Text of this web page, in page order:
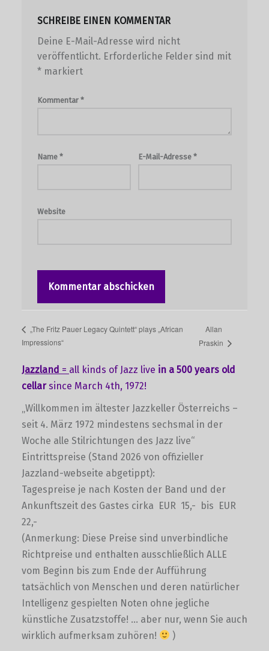
SCHREIBE EINEN KOMMENTAR
Deine E-Mail-Adresse wird nicht
veröffentlicht. Erforderliche Felder sind mit
*markiert
Kommentar *
Name * E-Mail-Adresse*
Website
„The Fritz Pauer Legacy Quintett“ plays „African
Impressions“
Allan
Praskin
Jazzland = all kinds of Jazz live in a 500 years old
cellarsince March 4th, 1972!
„Willkommen im ältester Jazzkeller Österreichs –
seit 4. März 1972 mindestens sechsmal in der
Woche alle Stilrichtungen des Jazz live“
Eintrittspreise (Stand 2026 von offizieller
Jazzland-webseite abgetippt):
Tagespreise je nach Kosten der Band und der
Ankunftszeit des Gastes cirka EUR 15,- bis EUR
22,-
(Anmerkung: Diese Preise sind unverbindliche
Richtpreise und enthalten ausschließlich ALLE
vom Beginn bis zum Ende der Aufführung
tatsächlich von Menschen und deren natürlicher
Intelligenz gespielten Noten ohne jegliche
künstliche Zusatzstoffe! … aber nur, wenn Sie auch
wirklich aufmerksam zuhören!
)